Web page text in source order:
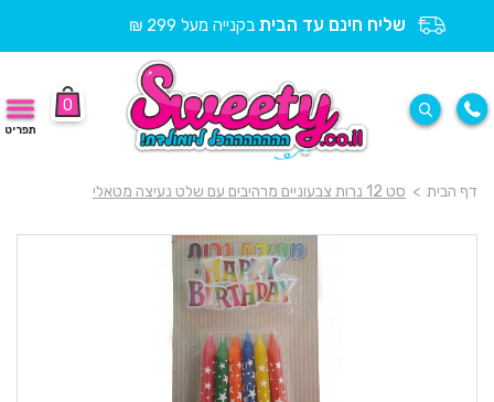
שליח חינם עד הבית בקנייה מעל 299 ₪
0
תפריט
דף הבית > סט 12 נרות צבעוניים מרהיבים עם שלט נעיצה מטאלי